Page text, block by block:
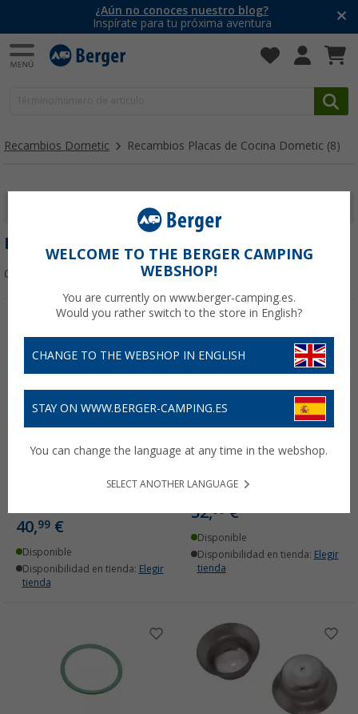
¿Aún no conoces nuestro blog?
Inspírate para tu próxima aventura
Recambios Dometic Recambios Placas de Cocina Dometic (8)
MOSTRAR FILTROS
RECAMBIOS PLACAS DE COCINA DOMETIC
Ordenar:
Kit de termopar Dometic
redondo, número de
40,99 €
Disponible
Disponibilidad en tienda: Elegir
tienda
Bisagra Dometic
de cristal (juego de 2)
52, €
Disponible
Disponibilidad en tienda: Elegir
tienda
WELCOME TO THE BERGER CAMPING
WEBSHOP!
You are currently on www.berger-camping.es.
Would you rather switch to the store in English?
CHANGE TO THE WEBSHOP IN ENGLISH
STAY ON WWW.BERGER-CAMPING.ES
You can change the language at any time in the webshop.
SELECT ANOTHER LANGUAGE